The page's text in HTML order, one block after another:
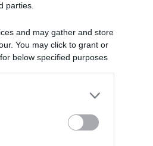
parties.
and may gather and store
You may click to grant or
below specified purposes
era disponibile sul catalogo Dimatec. Ho
Clubman,in alternativa vai in un